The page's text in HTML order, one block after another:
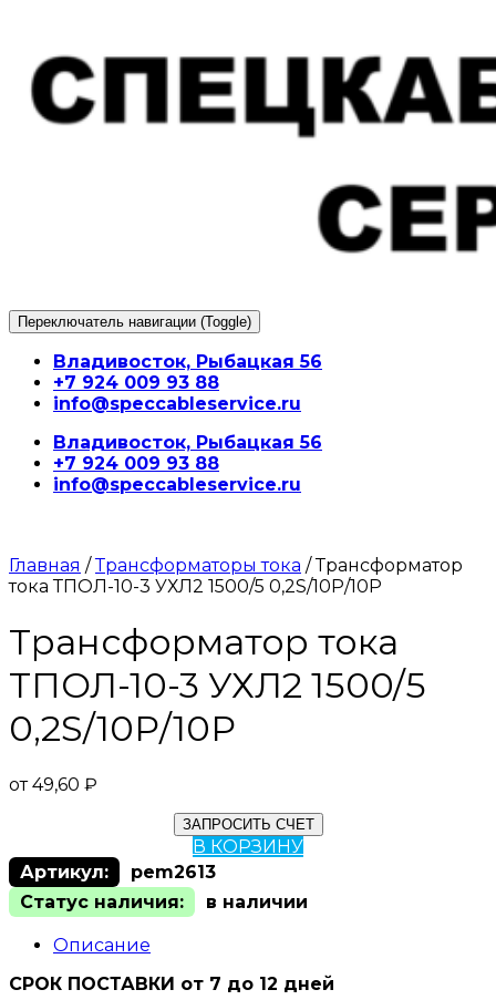
содержимому
Переключатель навигации (Toggle)
Владивосток, Рыбацкая 56
+7 924 009 93 88
info@speccableservice.ru
Владивосток, Рыбацкая 56
+7 924 009 93 88
info@speccableservice.ru
Главная /Трансформаторы тока / Трансформатор
тока ТПОЛ-10-3 УХЛ2 1500/5 0,2S/10Р/10Р
Трансформатор тока
ТПОЛ-10-3 УХЛ2 1500/5
0,2S/10Р/10Р
от49,60 ₽
ЗАПРОСИТЬ СЧЕТ
В КОРЗИНУ
Артикул:
pem2613
Статус наличия:
в наличии
Описание
СРОК ПОСТАВКИ от 7 до 12 дней